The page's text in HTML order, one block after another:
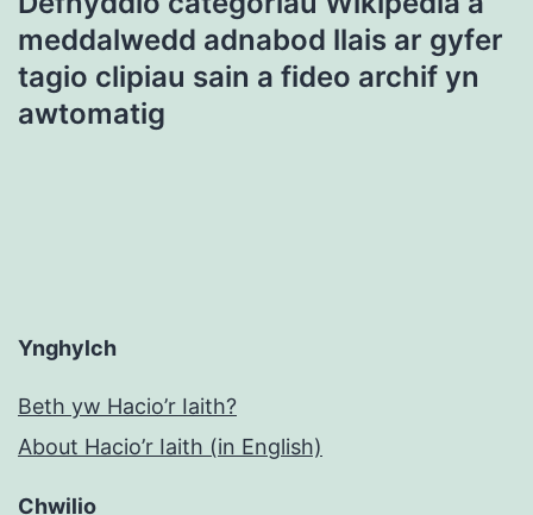
meddalwedd adnabod llais ar gyfer
tagio clipiau sain a fideo archif yn
awtomatig
Ynghylch
Beth yw Hacio’r Iaith?
About Hacio’r Iaith (in English)
Chwilio